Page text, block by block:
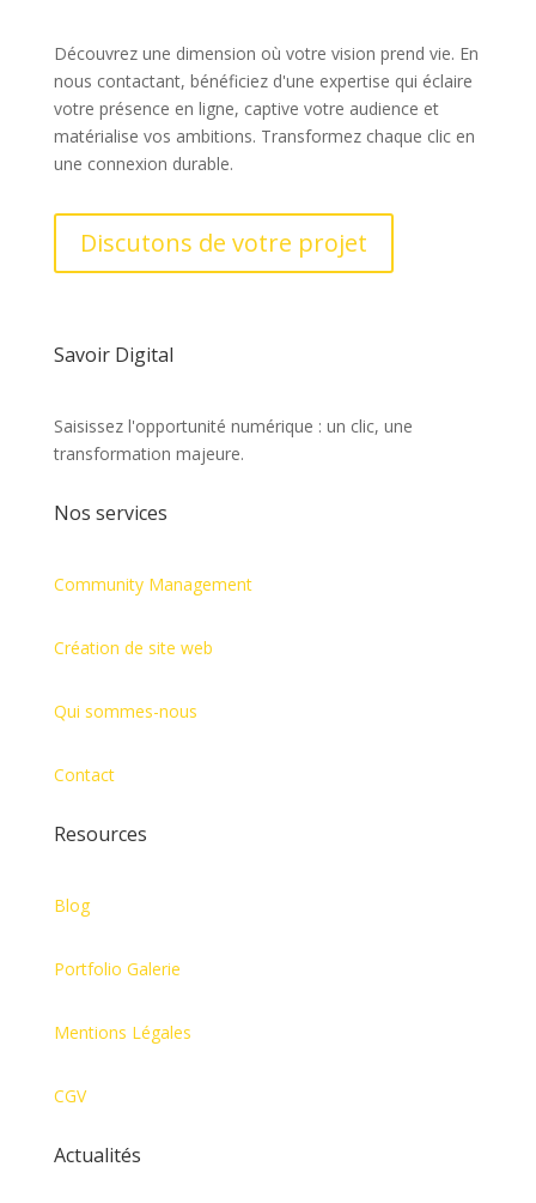
Découvrez une dimension où votre vision prend vie. En
nous contactant, bénéficiez d'une expertise qui éclaire
votre présence en ligne, captive votre audience et
matérialise vos ambitions. Transformez chaque clic en
une connexion durable.
Discutons de votre projet
Savoir Digital
Saisissez l'opportunité numérique : un clic, une
transformation majeure.
Nos services
Community Management
Création de site web
Qui sommes-nous
Contact
Resources
Blog
Portfolio Galerie
Mentions Légales
CGV
Actualités